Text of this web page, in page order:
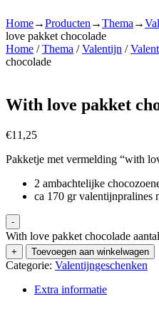
Home→Producten →Thema →
love pakket chocolade
Home /Thema /Valentijn /
chocolade
With love pakket
€11,25
Pakketje met vermelding “with
2 ambachtelijke
ca 170 gr valentijnpralines
-
With love pakket chocolade aantal
+ Toevoegen aan winkelwagen
Categorie: Valentijngeschenken
Extra informatie